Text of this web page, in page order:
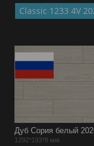
Classic 1233 4V
Дуб Сория белый
1292*193*8 мм